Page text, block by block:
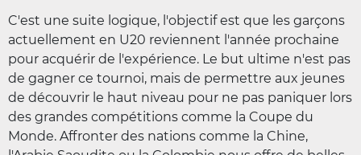
C'est une suite logique, l'objectif est que les garçons
actuellement en U20 reviennent l'année prochaine
pour acquérir de l'expérience. Le but ultime n'est pas
de gagner ce tournoi, mais de permettre aux jeunes
de découvrir le haut niveau pour ne pas paniquer lors
des grandes compétitions comme la Coupe du
Monde. Affronter des nations comme la Chine,